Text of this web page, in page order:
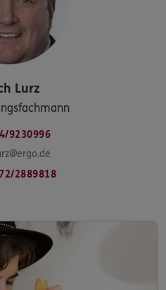
Lurz
9230996
2889818